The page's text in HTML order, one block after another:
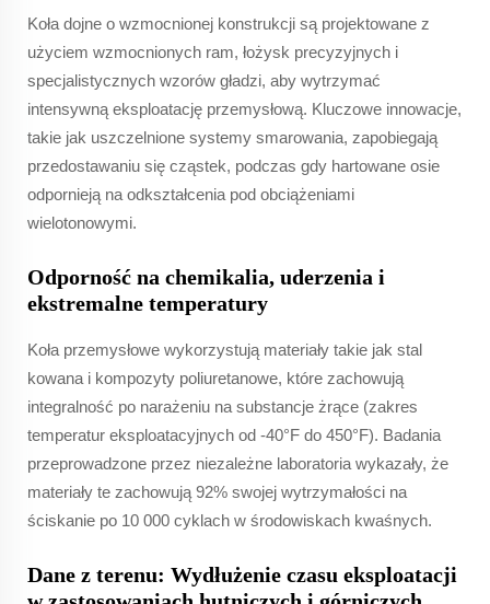
Koła dojne o wzmocnionej konstrukcji są projektowane z
użyciem wzmocnionych ram, łożysk precyzyjnych i
specjalistycznych wzorów gładzi, aby wytrzymać
intensywną eksploatację przemysłową. Kluczowe innowacje,
takie jak uszczelnione systemy smarowania, zapobiegają
przedostawaniu się cząstek, podczas gdy hartowane osie
odpornieją na odkształcenia pod obciążeniami
wielotonowymi.
Odporność na chemikalia, uderzenia i
ekstremalne temperatury
Koła przemysłowe wykorzystują materiały takie jak stal
kowana i kompozyty poliuretanowe, które zachowują
integralność po narażeniu na substancje żrące (zakres
temperatur eksploatacyjnych od -40°F do 450°F). Badania
przeprowadzone przez niezależne laboratoria wykazały, że
materiały te zachowują 92% swojej wytrzymałości na
ściskanie po 10 000 cyklach w środowiskach kwaśnych.
Dane z terenu: Wydłużenie czasu eksploatacji